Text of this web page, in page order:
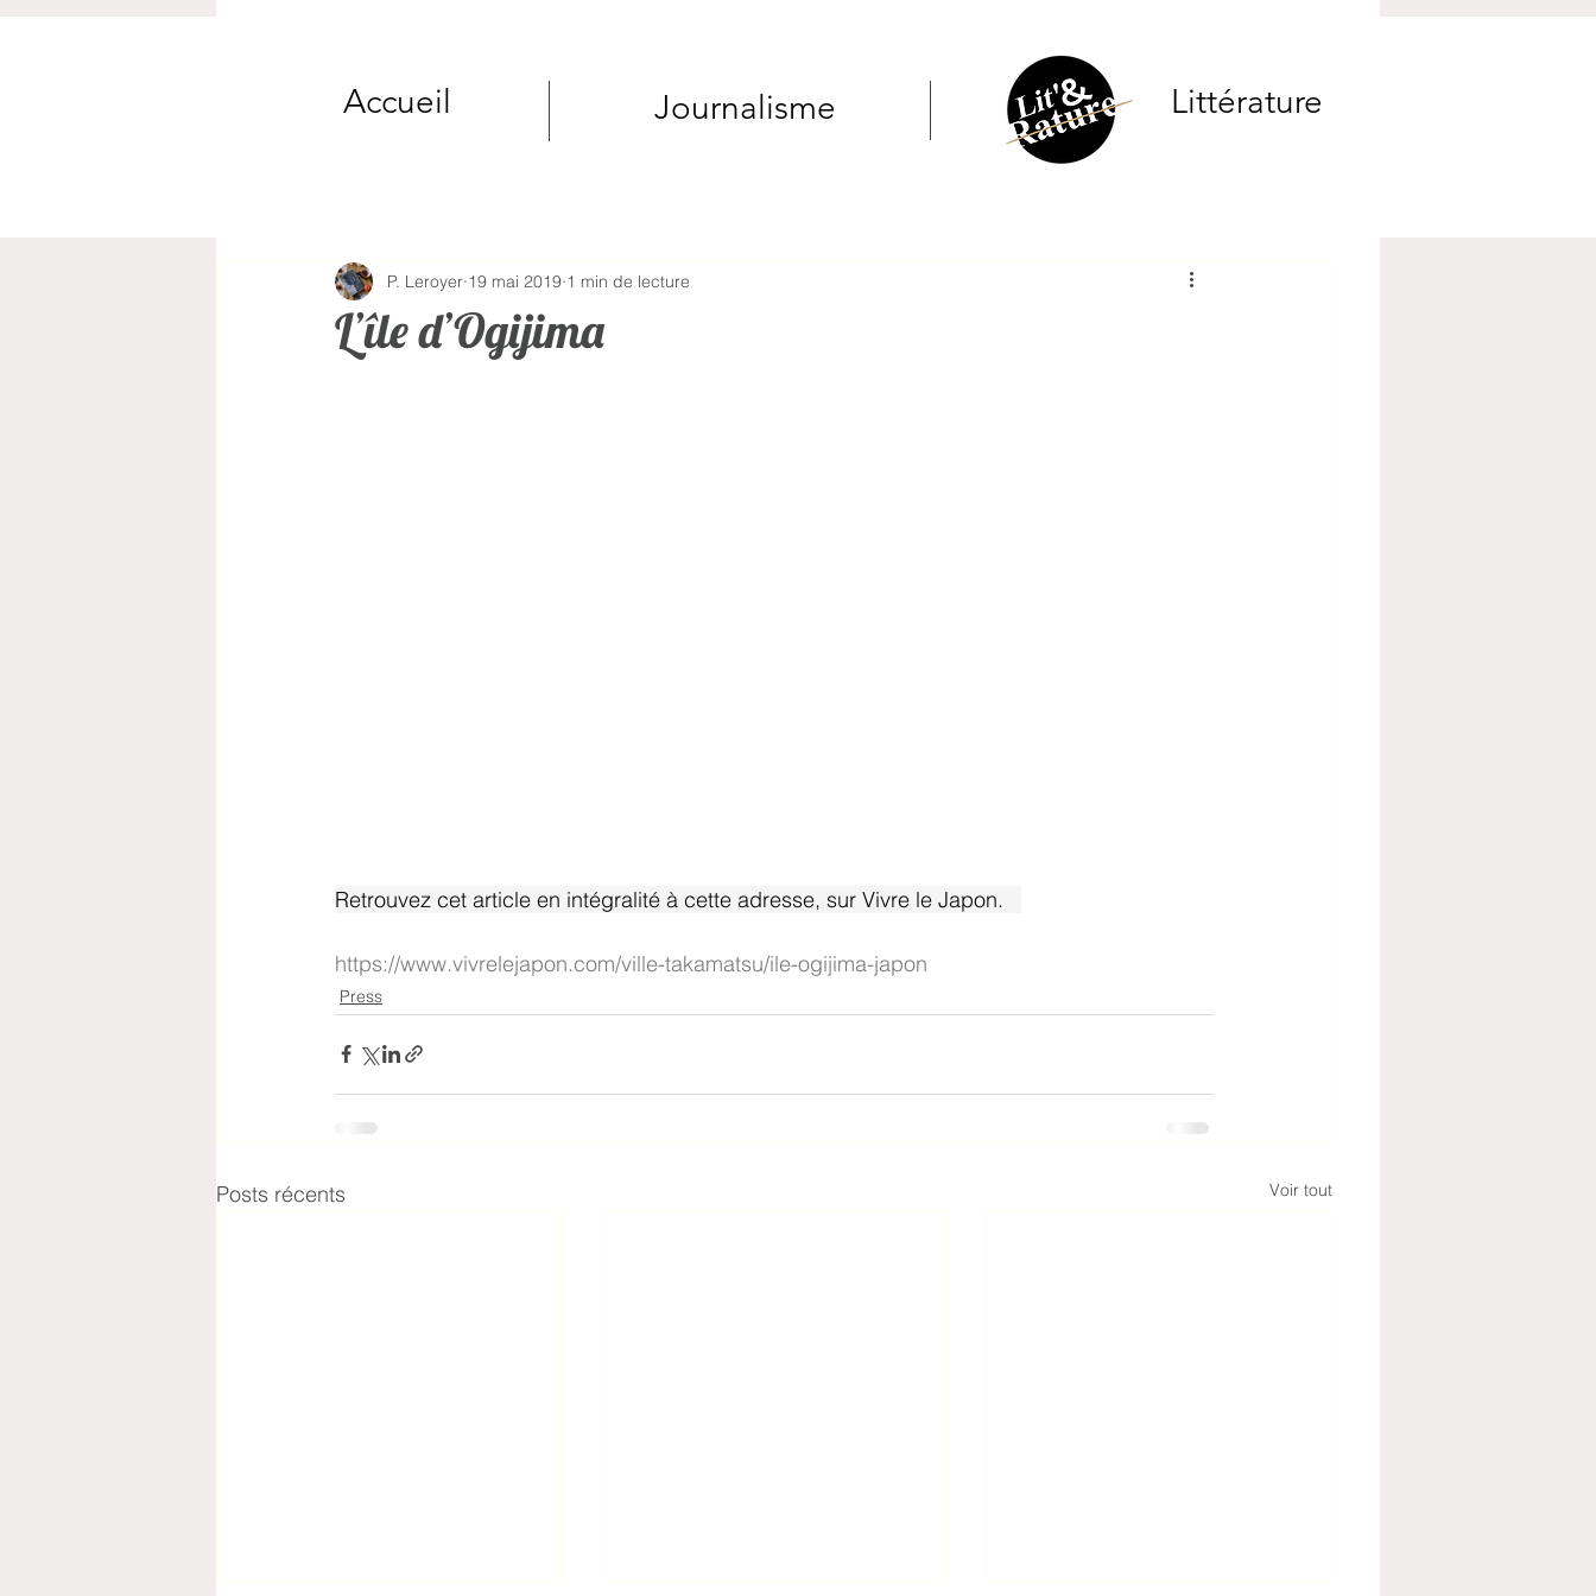
Accueil Journalisme Littérature
L’île d’Ogijima
P. Leroyer 19 mai 2019 1 min de lecture
Retrouvez cet article en intégralité à cette adresse, sur Vivre le Japon.
https://www.vivrelejapon.com/ville-takamatsu/ile-ogijima-japon
Press
Posts récents Voir tout